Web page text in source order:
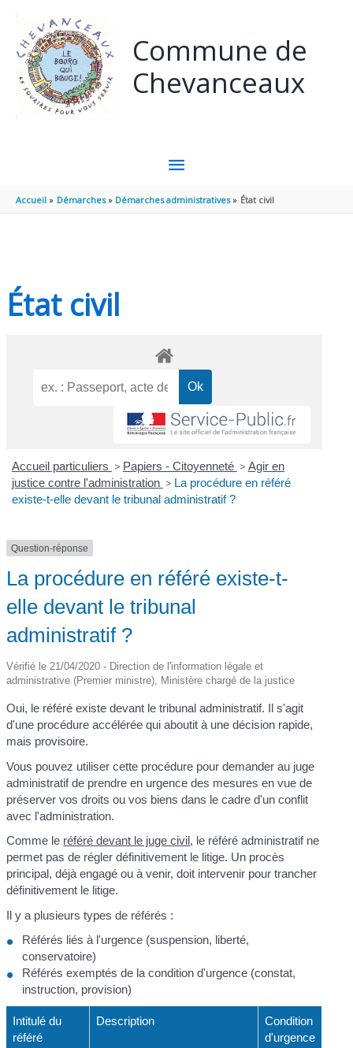
Commune de
Chevanceaux
MENU
PRINCIPAL
Accueil Démarches Démarches administratives État civil
État civil
Accueil particuliers > Papiers - Citoyenneté > Agir en
justice contre l'administration > La procédure en référé
existe-t-elle devant le tribunal administratif ?
Question-réponse
La procédure en référé existe-t-
elle devant le tribunal
administratif ?
Vérifié le 21/04/2020 - Direction de l'information légale et
administrative (Premier ministre), Ministère chargé de la justice
Oui, le référé existe devant le tribunal administratif. Il s'agit
d'une procédure accélérée qui aboutit à une décision rapide,
mais provisoire.
Vous pouvez utiliser cette procédure pour demander au juge
administratif de prendre en urgence des mesures en vue de
préserver vos droits ou vos biens dans le cadre d'un conflit
avec l'administration.
Comme le référé devant le juge civil, le référé administratif ne
permet pas de régler définitivement le litige. Un procès
principal, déjà engagé ou à venir, doit intervenir pour trancher
définitivement le litige.
Il y a plusieurs types de référés :
Référés liés à l'urgence (suspension, liberté,
conservatoire)
Référés exemptés de la condition d'urgence (constat,
instruction, provision)
Intitulé du
référé
Description
Condition
d'urgence